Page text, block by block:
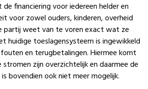
financiering voor iedereen helder en
voor zowel ouders, kinderen, overheid
partij weet van te voren exact wat ze
huidige toeslagensysteem is ingewikkeld
en terugbetalingen. Hiermee komt
zijn overzichtelijk en daarmee de
bovendien ook niet meer mogelijk.